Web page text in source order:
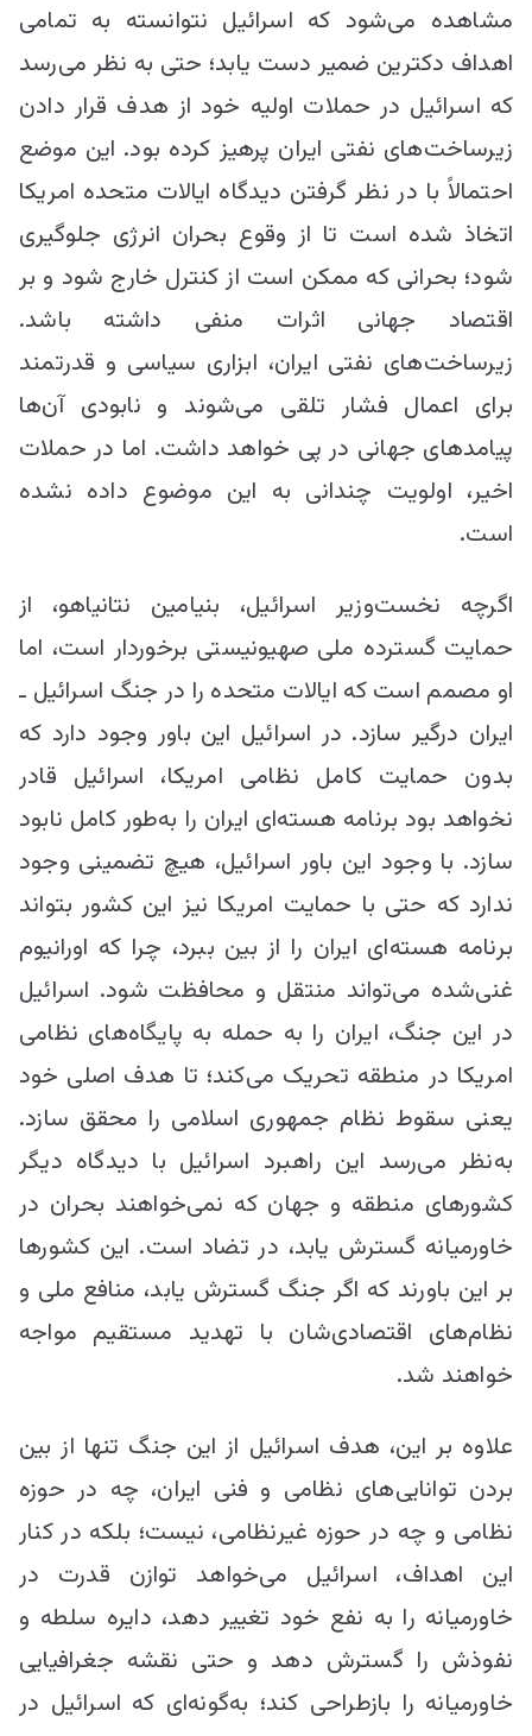
مشاهده می‌شود که اسرائیل نتوانسته به تمامی
اهداف دکترین ضمیر دست یابد؛ حتی به نظر می‌رسد
که اسرائیل در حملات اولیه خود از هدف قرار دادن
زیرساخت‌های نفتی ایران پرهیز کرده بود. این موضع
احتمالاً با در نظر گرفتن دیدگاه ایالات متحده امریکا
اتخاذ شده است تا از وقوع بحران انرژی جلوگیری
شود؛ بحرانی که ممکن است از کنترل خارج شود و بر
اقتصاد جهانی اثرات منفی داشته باشد.
زیرساخت‌های نفتی ایران، ابزاری سیاسی و قدرتمند
برای اعمال فشار تلقی می‌شوند و نابودی آن‌ها
پیامدهای جهانی در پی خواهد داشت. اما در حملات
اخیر، اولویت چندانی به این موضوع داده نشده
است.
اگرچه نخست‌وزیر اسرائیل، بنیامین نتانیاهو، از
حمایت گسترده ملی صهیونیستی برخوردار است، اما
او مصمم است که ایالات متحده را در جنگ اسرائیل ـ
ایران درگیر سازد. در اسرائیل این باور وجود دارد که
بدون حمایت کامل نظامی امریکا، اسرائیل قادر
نخواهد بود برنامه هسته‌ای ایران را به‌طور کامل نابود
سازد. با وجود این باور اسرائیل، هیچ تضمینی وجود
ندارد که حتی با حمایت امریکا نیز این کشور بتواند
برنامه هسته‌ای ایران را از بین ببرد، چرا که اورانیوم
غنی‌شده می‌تواند منتقل و محافظت شود. اسرائیل
در این جنگ، ایران را به حمله به پایگاه‌های نظامی
امریکا در منطقه تحریک می‌کند؛ تا هدف اصلی خود
یعنی سقوط نظام جمهوری اسلامی را محقق سازد.
به‌نظر می‌رسد این راهبرد اسرائیل با دیدگاه دیگر
کشورهای منطقه و جهان که نمی‌خواهند بحران در
خاورمیانه گسترش یابد، در تضاد است. این کشورها
بر این باورند که اگر جنگ گسترش یابد، منافع ملی و
نظام‌های اقتصادی‌شان با تهدید مستقیم مواجه
خواهند شد.
علاوه بر این، هدف اسرائیل از این جنگ تنها از بین
بردن توانایی‌های نظامی و فنی ایران، چه در حوزه
نظامی و چه در حوزه غیرنظامی، نیست؛ بلکه در کنار
این اهداف، اسرائیل می‌خواهد توازن قدرت در
خاورمیانه را به نفع خود تغییر دهد، دایره سلطه و
نفوذش را گسترش دهد و حتی نقشه جغرافیایی
خاورمیانه را بازطراحی کند؛ به‌گونه‌ای که اسرائیل در